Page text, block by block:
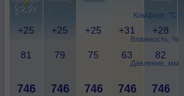
Комфорт, °C
Влажность, %
Давление, мм
+25 +25 +25 +31 +28
81 79 75 63 82
746 746 746 746 746